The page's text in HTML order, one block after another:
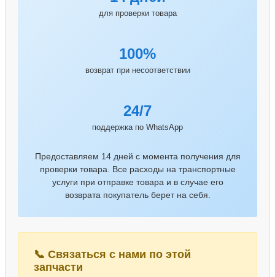
для проверки товара
100%
возврат при несоответствии
24/7
поддержка по WhatsApp
Предоставляем 14 дней с момента получения для
проверки товара. Все расходы на транспортные
услуги при отправке товара и в случае его
возврата покупатель берет на себя.
📞 Связаться с нами по этой
запчасти